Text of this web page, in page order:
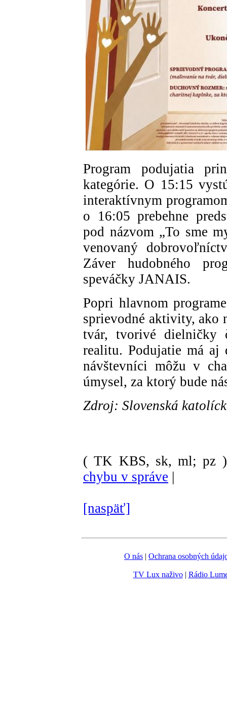
Program podujatia
kategórie. O 15:15
interaktívnym
o 16:05 prebehne
pod názvom „To sme
venovaný
Záver hudobného
speváčky JANAIS.
Popri hlavnom
sprievodné aktivity, ako
tvár, tvorivé dielničky
realitu. Podujatie má aj
návštevníci môžu v
úmysel, za ktorý bude
Zdroj: Slovenská
( TK KBS, sk, ml; pz )
chybu v správe |
[naspäť]
O nás | Ochrana osobných
TV Lux naživo| Rádio